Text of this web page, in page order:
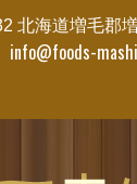
北海道増毛郡
info@foods-